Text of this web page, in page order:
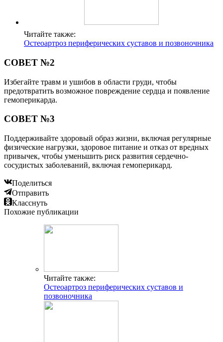
Читайте также:
Остеоартроз периферических суставов и позвоночника
СОВЕТ №2
Избегайте травм и ушибов в области груди, чтобы
предотвратить возможное повреждение сердца и появление
гемоперикарда.
СОВЕТ №3
Поддерживайте здоровый образ жизни, включая регулярные
физические нагрузки, здоровое питание и отказ от вредных
привычек, чтобы уменьшить риск развития сердечно-
сосудистых заболеваний, включая гемоперикард.
Поделиться
Отправить
Класснуть
Похожие публикации
Читайте также:
Остеоартроз периферических суставов и
позвоночника